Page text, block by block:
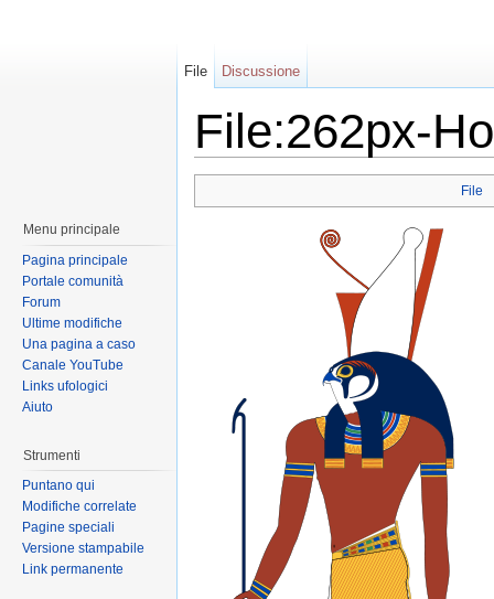
File:262px-
File
File Discussione
Menu principale
Pagina principale
Portale comunità
Forum
Ultime modifiche
Una pagina a caso
Canale YouTube
Links ufologici
Aiuto
Strumenti
Puntano qui
Modifiche correlate
Pagine speciali
Versione stampabile
Link permanente